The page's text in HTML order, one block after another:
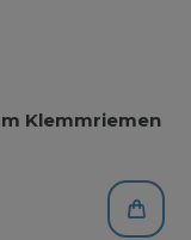
Klemmriemen